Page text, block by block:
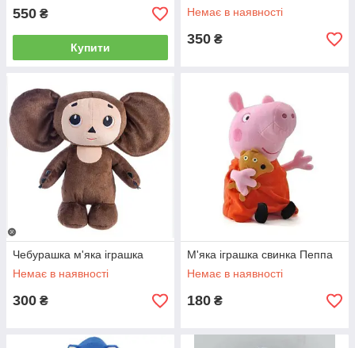
550 ₴
Купити
Немає в наявності
350 ₴
Чебурашка м'яка іграшка
Немає в наявності
300 ₴
М'яка іграшка свинка Пеппа
Немає в наявності
180 ₴